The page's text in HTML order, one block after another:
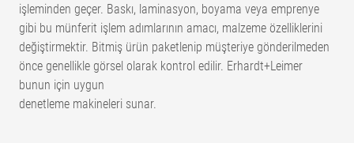
işleminden geçer. Baskı, laminasyon, boyama veya emprenye
gibi bu münferit işlem adımlarının amacı, malzeme özelliklerini
değiştirmektir. Bitmiş ürün paketlenip müşteriye gönderilmeden
önce genellikle görsel olarak kontrol edilir. Erhardt+Leimer
bunun için uygun
denetleme makineleri sunar.